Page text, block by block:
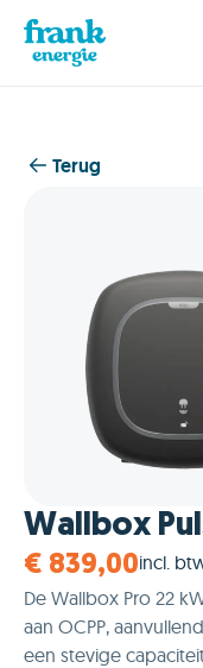
Terug
Wallbox
€ 839,00incl.
De Wallbox Pro 22
aan OCPP,
een stevige